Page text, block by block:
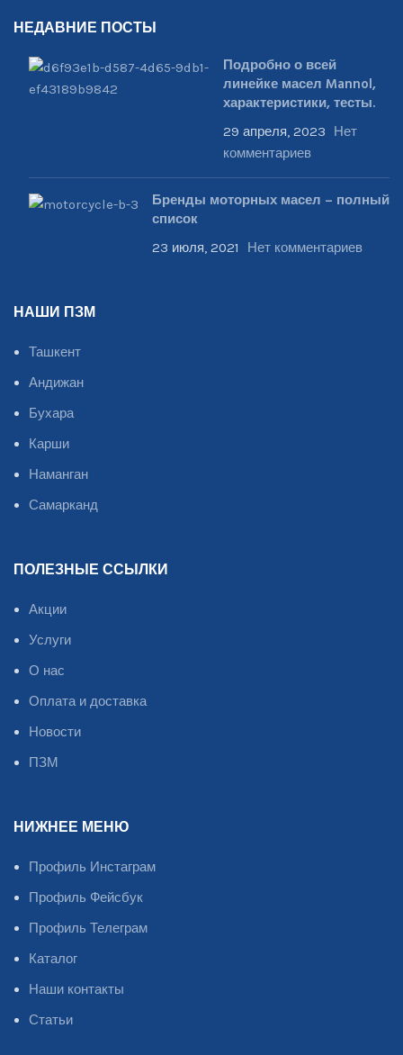
НЕДАВНИЕ ПОСТЫ
Подробно о всей
линейке масел Mannol,
характеристики, тесты.
29 апреля, 2023
Нет
комментариев
Бренды моторных масел – полный
список
23 июля, 2021 Нет комментариев
НАШИ ПЗМ
Ташкент
Андижан
Бухара
Карши
Наманган
Самарканд
ПОЛЕЗНЫЕ ССЫЛКИ
Акции
Услуги
О нас
Оплата и доставка
Новости
ПЗМ
НИЖНЕЕ МЕНЮ
Профиль Инстаграм
Профиль Фейсбук
Профиль Телеграм
Каталог
Наши контакты
Статьи